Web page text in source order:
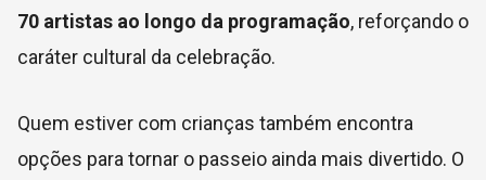
70 artistas ao longo da programação, reforçando o
caráter cultural da celebração.
Quem estiver com crianças também encontra
opções para tornar o passeio ainda mais divertido. O